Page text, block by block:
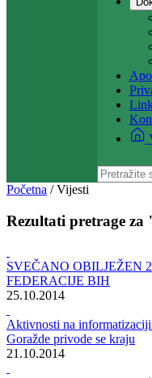
Vijesti
Rezultati pretrage